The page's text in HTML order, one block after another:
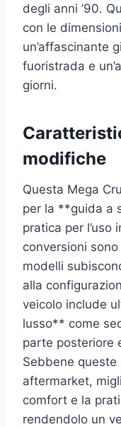
degli anni ’90.
con le
un’affascinante
fuoristrada e
giorni.
modifiche
Questa Mega
per la **guida a
pratica per l’uso
conversioni
modelli
alla
veicolo include
lusso** come
parte posteriore
Sebbene
aftermarket,
comfort e la
rendendolo un